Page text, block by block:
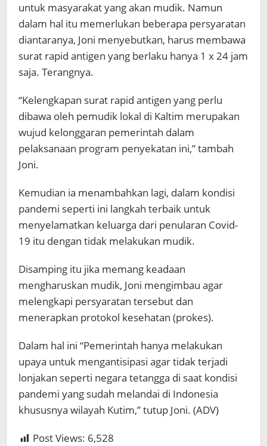
untuk masyarakat yang akan mudik. Namun
dalam hal itu memerlukan beberapa persyaratan
diantaranya, Joni menyebutkan, harus membawa
surat rapid antigen yang berlaku hanya 1 x 24 jam
saja. Terangnya.
“Kelengkapan surat rapid antigen yang perlu
dibawa oleh pemudik lokal di Kaltim merupakan
wujud kelonggaran pemerintah dalam
pelaksanaan program penyekatan ini,” tambah
Joni.
Kemudian ia menambahkan lagi, dalam kondisi
pandemi seperti ini langkah terbaik untuk
menyelamatkan keluarga dari penularan Covid-
19 itu dengan tidak melakukan mudik.
Disamping itu jika memang keadaan
mengharuskan mudik, Joni mengimbau agar
melengkapi persyaratan tersebut dan
menerapkan protokol kesehatan (prokes).
Dalam hal ini “Pemerintah hanya melakukan
upaya untuk mengantisipasi agar tidak terjadi
lonjakan seperti negara tetangga di saat kondisi
pandemi yang sudah melandai di Indonesia
khususnya wilayah Kutim,” tutup Joni. (ADV)
Post Views: 6,528